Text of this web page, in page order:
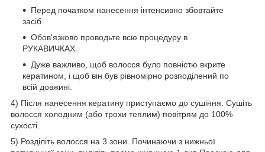
Перед початком нанесення інтенсивно збовтайте
засіб.
Обов'язково проводьте всю процедуру в
РУКАВИЧКАХ.
Дуже важливо, щоб волосся було повністю вкрите
кератином, і щоб він був рівномірно розподілений по
всій довжині.
4) Після нанесення кератину приступаємо до сушіння. Сушіть
волосся холодним (або трохи теплим) повітрям до 100%
сухості.
5) Розділіть волосся на 3 зони. Починаючи з нижньої